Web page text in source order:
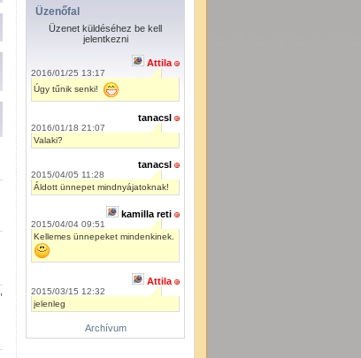
Üzenőfal
Üzenet küldéséhez be kell
jelentkezni
Attila
2016/01/25 13:17
Úgy tűnik senki!
tanacsl
2016/01/18 21:07
Valaki?
tanacsl
2015/04/05 11:28
Áldott ünnepet mindnyájatoknak!
kamilla reti
2015/04/04 09:51
Kellemes ünnepeket mindenkinek.
Attila
2015/03/15 12:32
jelenleg
Archívum